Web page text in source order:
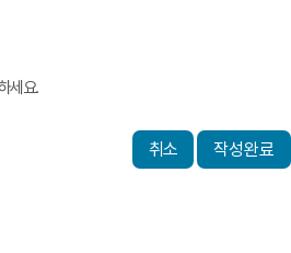
세요.
취소 작성완료